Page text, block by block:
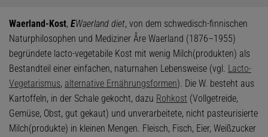
Waerland-Kost, EWaerland diet, von dem schwedisch-finnischen
Naturphilosophen und Mediziner Åre Waerland (1876–1955)
begründete lacto-vegetabile Kost mit wenig Milch(produkten) als
Bestandteil einer einfachen, naturnahen Lebensweise (vgl. Lacto-
Vegetarismus, alternative Ernährungsformen). Die W. besteht aus
Kartoffeln, in der Schale gekocht, dazu Rohkost (Vollgetreide,
Gemüse, Obst, gut gekaut) und unverarbeitete, nicht pasteurisierte
Milch(produkte) in kleinen Mengen. Fleisch, Fisch, Eier, Weißzucker